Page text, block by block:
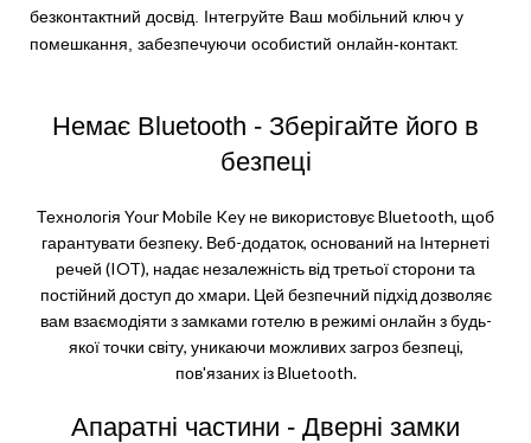
безконтактний досвід. Інтегруйте Ваш мобільний ключ у
помешкання, забезпечуючи особистий онлайн-контакт.
Немає Bluetooth - Зберігайте його в
безпеці
Технологія Your Mobile Key не використовує Bluetooth, щоб
гарантувати безпеку. Веб-додаток, оснований на Інтернеті
речей (IOT), надає незалежність від третьої сторони та
постійний доступ до хмари. Цей безпечний підхід дозволяє
вам взаємодіяти з замками готелю в режимі онлайн з будь-
якої точки світу, уникаючи можливих загроз безпеці,
пов'язаних із Bluetooth.
Апаратні частини - Дверні замки